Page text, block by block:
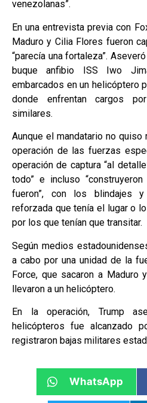
venezolanas”.
En una entrevista previa con
Maduro y Cilia Flores fueron
“parecía una fortaleza”.
buque anfibio ISS Iwo
embarcados en un helicóptero
donde enfrentan cargos
similares.
Aunque el mandatario no
operación de las fuerzas
operación de captura “al
todo” e incluso
fueron”, con los blindajes
reforzada que tenía el lugar o
por los que tenían que transitar.
Según medios
a cabo por una unidad de la
Force, que sacaron a
llevaron a un helicóptero.
En la operación, Trump
helicópteros fue alcanzado
registraron bajas militares
WhatsApp